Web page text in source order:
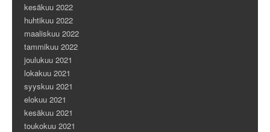
kesäkuu 2022
huhtikuu 2022
maaliskuu 2022
tammikuu 2022
joulukuu 2021
lokakuu 2021
syyskuu 2021
elokuu 2021
kesäkuu 2021
toukokuu 2021